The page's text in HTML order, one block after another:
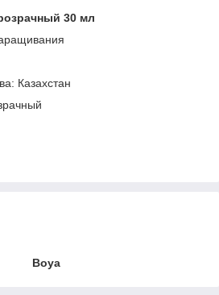
30 мл
Казахстан
Boya